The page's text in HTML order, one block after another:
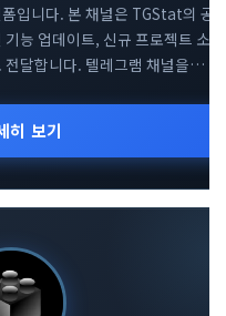
입니다. 본 채널은 TGStat의 공
능 업데이트, 신규 프로젝트 소
달합니다. 텔레그램 채널을
를 제공합니다. 함께 운영되는 공
생하는 기술적 문의에 대해 빠르게
히 보기